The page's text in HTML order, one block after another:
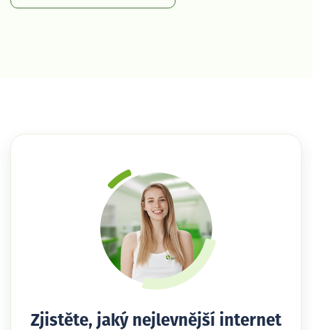
Zjistěte, jaký nejlevnější internet